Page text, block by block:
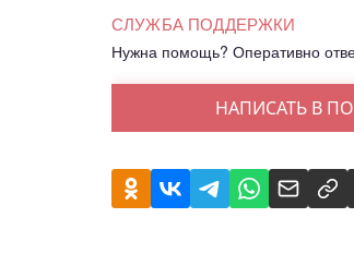
СЛУЖБА ПОДДЕРЖКИ
Нужна помощь? Оперативно
НАПИСАТЬ В